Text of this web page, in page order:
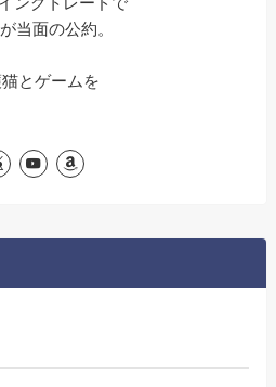
当面の公約。
とゲームを